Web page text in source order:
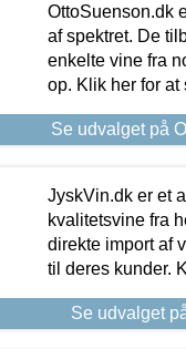
OttoSuenson.dk
af spektret. De
enkelte vine fra
op. Klik her for at
Se udvalget på
JyskVin.dk er et
kvalitetsvine fra
direkte import af
til deres kunder.
Se udvalget